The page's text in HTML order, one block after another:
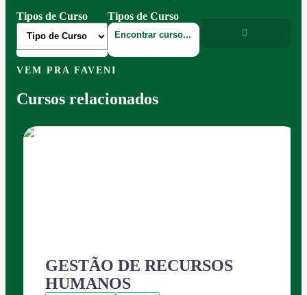
Tipos de Curso
Tipos de Curso
VEM PRA FAVENI
Cursos relacionados
GESTÃO DE RECURSOS
HUMANOS